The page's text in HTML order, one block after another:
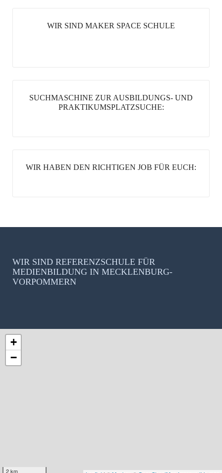
WIR SIND MAKER SPACE SCHULE
SUCHMASCHINE ZUR AUSBILDUNGS- UND
PRAKTIKUMSPLATZSUCHE:
WIR HABEN DEN RICHTIGEN JOB FÜR EUCH:
WIR SIND REFERENZSCHULE FÜR
MEDIENBILDUNG IN MECKLENBURG-
VORPOMMERN
+
−
2 km